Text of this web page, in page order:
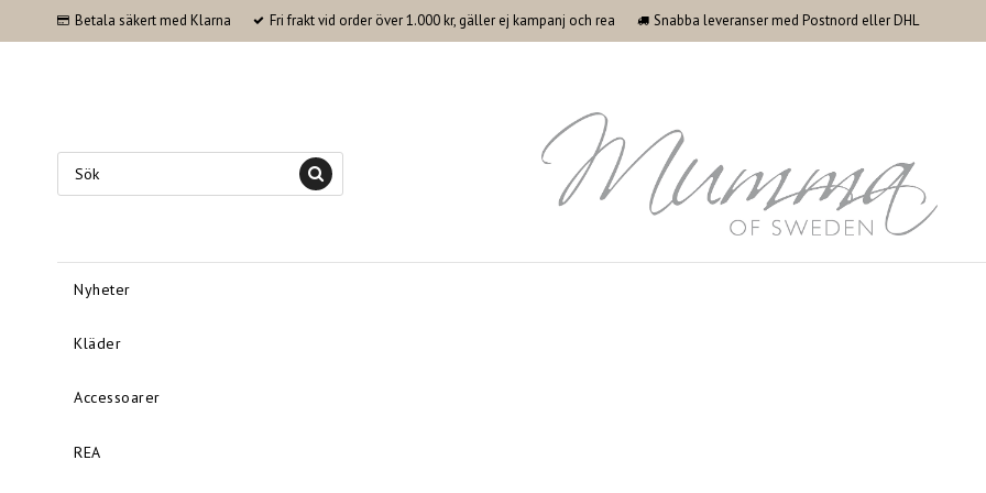
Betala säkert med Klarna Fri frakt vid order över 1.000 kr, gäller ej kampanj och rea Snabba leveranser med Postnord eller DHL
Nyheter
Kläder
Accessoarer
REA